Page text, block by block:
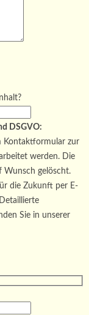
DSGVO:
Kontaktformular zur
werden. Die
Wunsch gelöscht.
die Zukunft per E-
Sie in unserer